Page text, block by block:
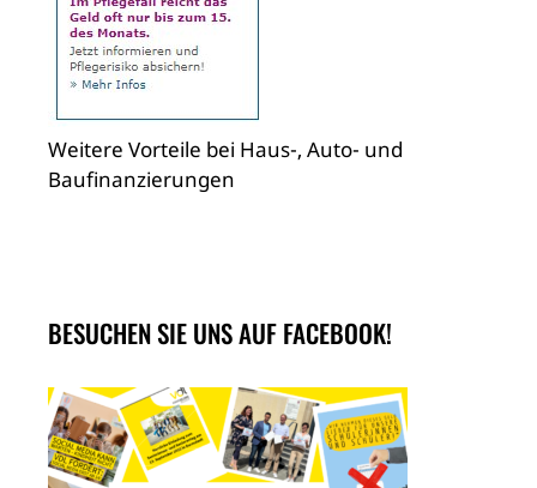
Weitere Vorteile bei Haus-, Auto- und
Baufinanzierungen
BESUCHEN SIE UNS AUF FACEBOOK!